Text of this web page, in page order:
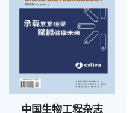
中国生物工程杂志